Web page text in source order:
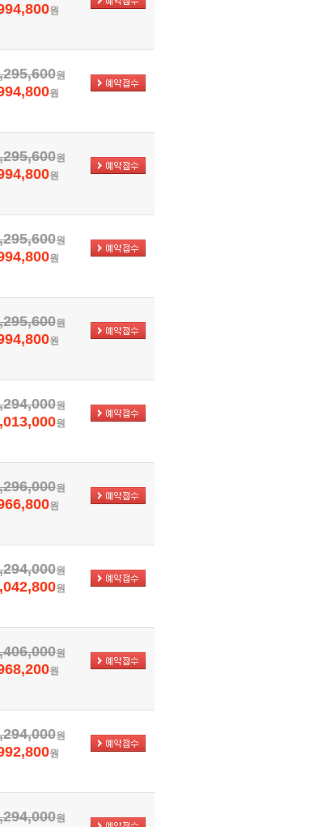
원
원
원
원
원
원
원
원
원
원
원
원
원
원
원
원
원
원
원
원